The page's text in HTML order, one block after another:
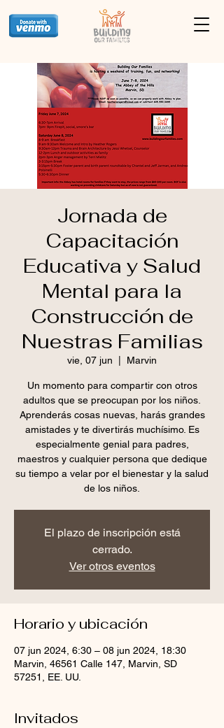
Jornada de
Capacitación
Educativa y Salud
Mental para la
Construcción de
Nuestras Familias
vie, 07 jun Marvin
Un momento para compartir con otros
adultos que se preocupan por los niños.
Aprenderás cosas nuevas, harás grandes
amistades y te divertirás muchísimo. Es
especialmente genial para padres,
maestros y cualquier persona que dedique
su tiempo a velar por el bienestar y la salud
de los niños.
El plazo de inscripción está
cerrado.
Ver otros eventos
Horario y ubicación
07 jun 2024, 6:30 – 08 jun 2024, 18:30
Marvin, 46561 Calle 147, Marvin, SD
57251, EE. UU.
Invitados